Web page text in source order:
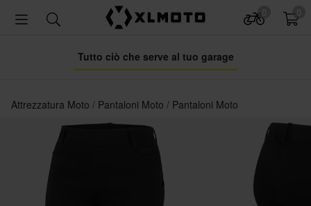
Tutto ciò che serve al tuo garage
Attrezzatura Moto Pantaloni Moto Pantaloni Moto